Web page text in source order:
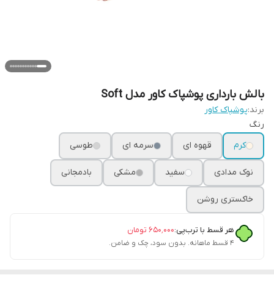
بالش بارداری پوشپاک کاور مدل Soft
برند:پوشپاک کاور
رنگ
کرم
قهوه ای سرمه ای طوسی
نوک مدادی سفید مشکی بادمجانی
خاکستری روشن
هر قسط با ترب‌پی:۶۵۰٬۰۰۰ تومان
۴ قسط ماهانه. بدون سود، چک و ضامن.